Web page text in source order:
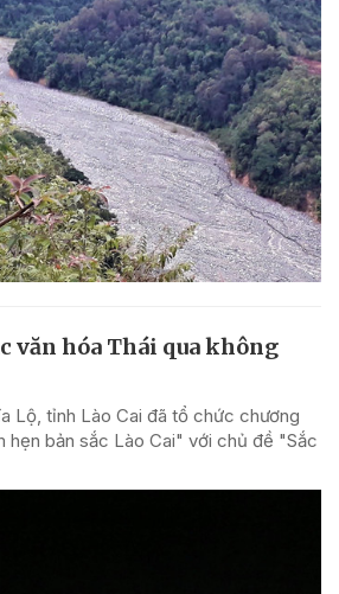
văn hóa Thái qua không
Lộ, tỉnh Lào Cai đã tổ chức chương
hẹn bản sắc Lào Cai" với chủ đề "Sắc